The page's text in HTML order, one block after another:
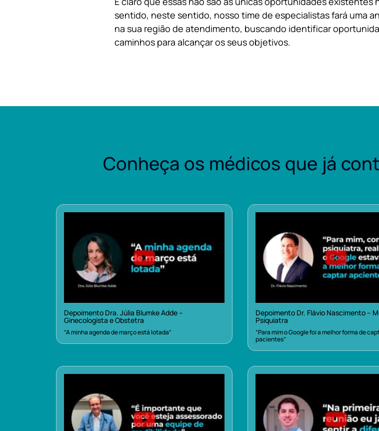
sentido, neste sentido, nosso time de especialistas fará uma
na sua região de atendimento, buscando identificar
caminhos para alcançar os seus objetivos.
Conheça os médicos que já
Depoimento Dra. Júlia Blumke Adde –
Ginecologista e Obstetra
“A minha agenda de março está lotada”
Depoimento Dr. Flávio Nascimento –
Psiquiatra
“Para mim o Google foi a melhor forma de
pacientes”